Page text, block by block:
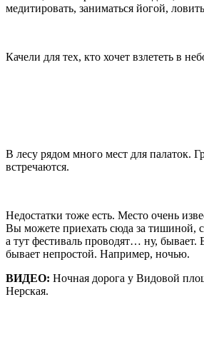
медитировать, заниматься йогой,
Качели для тех, кто хочет взлететь в
В лесу рядом много мест для палаток.
встречаются.
Недостатки тоже есть. Место очень
Вы можете приехать сюда за тишиной,
а тут фестиваль проводят… ну, бывает.
бывает непростой. Например, ночью.
ВИДЕО: Ночная дорога у Видовой
Нерская.